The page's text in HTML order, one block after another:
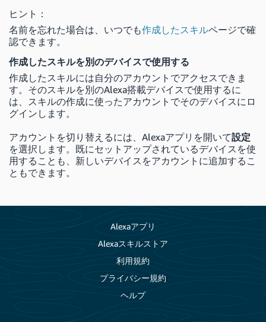
ヒント：
名前を忘れた場合は、いつでも作成したスキルページで確
認できます。
作成したスキルを別のデバイスで使用する
作成したスキルには自分のアカウントでアクセスできま
す。そのスキルを別のAlexa搭載デバイスで使用するに
は、スキルの作成に使ったアカウントでそのデバイスにロ
グインします。
アカウントを切り替えるには、Alexaアプリを開いて設定
を選択します。既にセットアップされているデバイスを使
用することも、新しいデバイスをアカウントに追加するこ
ともできます。
Alexaアプリ
Alexaスキルストア
利用規約
プライバシー規約
ヘルプ